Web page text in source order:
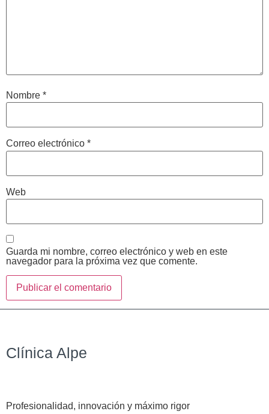
Nombre *
Correo electrónico *
Web
Guarda mi nombre, correo electrónico y web en este
navegador para la próxima vez que comente.
Clínica Alpe
Profesionalidad, innovación y máximo rigor